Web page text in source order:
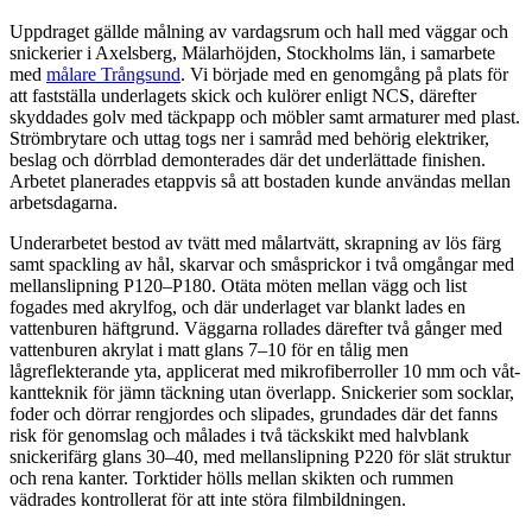
Uppdraget gällde målning av vardagsrum och hall med väggar och
snickerier i Axelsberg, Mälarhöjden, Stockholms län, i samarbete
med målare Trångsund. Vi började med en genomgång på plats för
att fastställa underlagets skick och kulörer enligt NCS, därefter
skyddades golv med täckpapp och möbler samt armaturer med plast.
Strömbrytare och uttag togs ner i samråd med behörig elektriker,
beslag och dörrblad demonterades där det underlättade finishen.
Arbetet planerades etappvis så att bostaden kunde användas mellan
arbetsdagarna.
Underarbetet bestod av tvätt med målartvätt, skrapning av lös färg
samt spackling av hål, skarvar och småsprickor i två omgångar med
mellanslipning P120–P180. Otäta möten mellan vägg och list
fogades med akrylfog, och där underlaget var blankt lades en
vattenburen häftgrund. Väggarna rollades därefter två gånger med
vattenburen akrylat i matt glans 7–10 för en tålig men
lågreflekterande yta, applicerat med mikrofiberroller 10 mm och våt-
kantteknik för jämn täckning utan överlapp. Snickerier som socklar,
foder och dörrar rengjordes och slipades, grundades där det fanns
risk för genomslag och målades i två täckskikt med halvblank
snickerifärg glans 30–40, med mellanslipning P220 för slät struktur
och rena kanter. Torktider hölls mellan skikten och rummen
vädrades kontrollerat för att inte störa filmbildningen.